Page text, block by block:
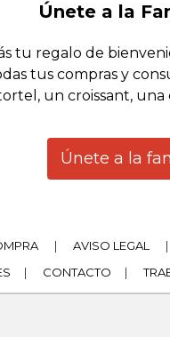
Únete a la
tu regalo de
tus compras y
un croissant,
Únete a la
| AVISO LEGAL |
| CONTACTO |